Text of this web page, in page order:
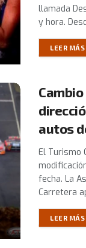
llamada
y hora.
LEER MÁS
autos
El Turismo
fecha. La
Carretera
LEER MÁS